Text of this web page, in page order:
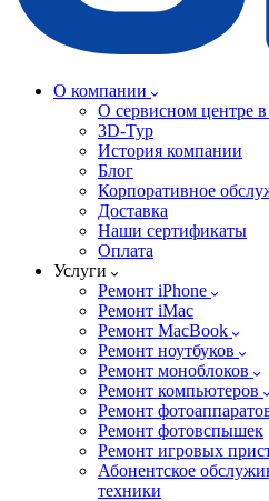
О компании
О сервисном центре
3D-Тур
История компании
Блог
Корпоративное
Доставка
Наши сертификаты
Оплата
Услуги
Ремонт iPhone
Ремонт iMac
Ремонт MacBook
Ремонт ноутбуков
Ремонт моноблоков
Ремонт компьютеров
Ремонт
Ремонт фотовспышек
Ремонт игровых
Абонентское
техники